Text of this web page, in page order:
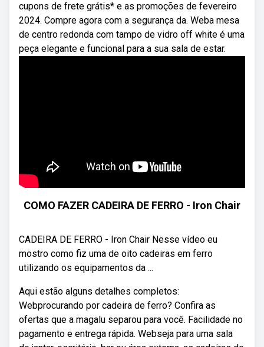
cupons de frete grátis* e as promoções de fevereiro
2024. Compre agora com a segurança da. Weba mesa
de centro redonda com tampo de vidro off white é uma
peça elegante e funcional para a sua sala de estar.
COMO FAZER CADEIRA DE FERRO - Iron Chair
CADEIRA DE FERRO - Iron Chair Nesse vídeo eu
mostro como fiz uma de oito cadeiras em ferro
utilizando os equipamentos da ...
Aqui estão alguns detalhes completos:
Webprocurando por cadeira de ferro? Confira as
ofertas que a magalu separou para você. Facilidade no
pagamento e entrega rápida. Webseja para uma sala